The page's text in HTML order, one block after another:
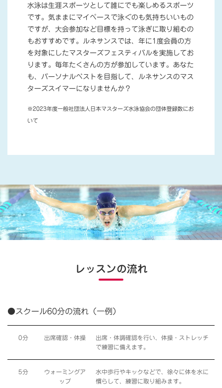
水泳は生涯スポーツとして誰にでも楽しめるスポーツ
です。気ままにマイペースで泳ぐのも気持ちいいもの
ですが、大会参加など目標を持って泳ぎに取り組むの
もおすすめです。ルネサンスでは、年に1度会員の方
を対象にしたマスターズフェスティバルを実施してお
ります。毎年たくさんの方が参加しています。あなた
も、パーソナルベストを目指して、ルネサンスのマス
ターズスイマーになりませんか？
※2023年度一般社団法人日本マスターズ水泳協会の団体登録数にお
いて
レッスンの流れ
●スクール60分の流れ（一例）
0分 出席確認・体操
出席・体調確認を行い、体操・ストレッチ
で練習に備えます。
5分
ウォーミングア
ップ
水中歩行やキックなどで、徐々に体を水に
慣らして、練習に取り組みます。